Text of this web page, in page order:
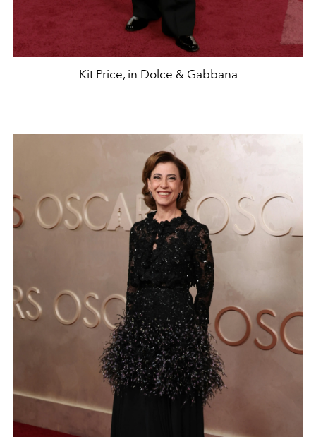
Kit Price, in Dolce & Gabbana